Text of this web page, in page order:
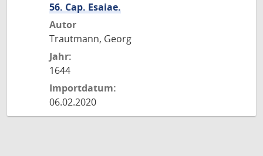
56. Cap. Esaiae.
Autor
Trautmann, Georg
Jahr:
1644
Importdatum:
06.02.2020